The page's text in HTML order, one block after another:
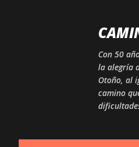
Con 50
la alegría
Otoño, al
camino